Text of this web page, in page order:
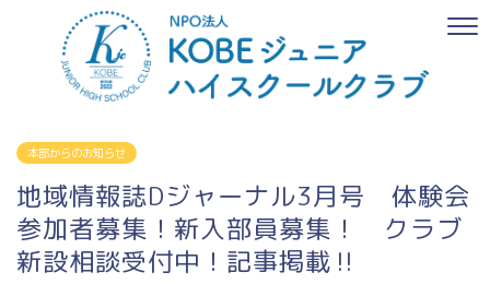
本部からのお知らせ
地域情報誌Dジャーナル3月号 体験会
参加者募集！新入部員募集！ クラブ
新設相談受付中！記事掲載‼